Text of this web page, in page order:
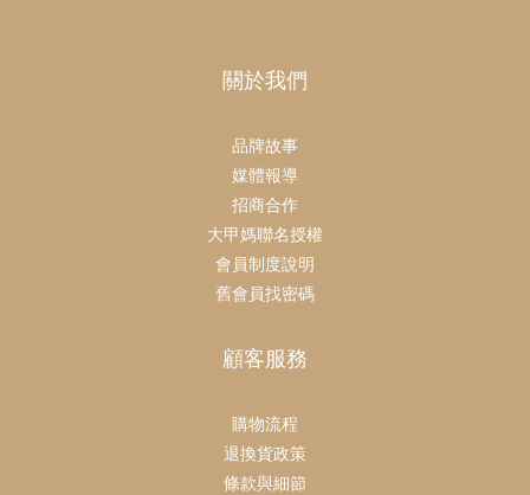
關於我們
品牌故事
媒體報導
招商合作
大甲媽聯名授權
會員制度說明
舊會員找密碼
顧客服務
購物流程
退換貨政策
條款與細節